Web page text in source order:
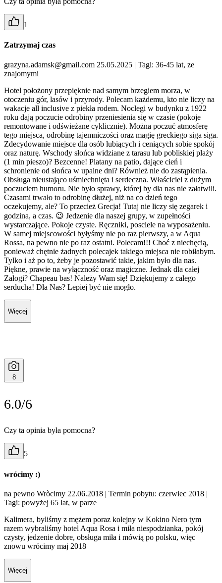
1
Zatrzymaj czas
grazyna.adamsk@gmail.com 25.05.2025 | Tagi: 36-45 lat, ze
znajomymi
Hotel położony przepięknie nad samym brzegiem morza, w
otoczeniu gór, lasów i przyrody. Polecam każdemu, kto nie liczy na
wakacje all inclusive z piekła rodem. Noclegi w budynku z 1922
roku dają poczucie odrobiny przeniesienia się w czasie (pokoje
remontowane i odświeżane cyklicznie). Można poczuć atmosferę
tego miejsca, odrobinę tajemniczości oraz magię greckiego siga siga.
Zdecydowanie miejsce dla osób lubiących i ceniących sobie spokój
oraz naturę. Wschody słońca widziane z tarasu lub pobliskiej plaży
(1 min pieszo)? Bezcenne! Platany na patio, dające cień i
schronienie od słońca w upalne dni? Również nie do zastąpienia.
Obsługa nieustająco uśmiechnięta i serdeczna. Właściciel z dużym
poczuciem humoru. Nie było sprawy, której by dla nas nie załatwili.
Czasami trwało to odrobinę dłużej, niż na co dzień tego
oczekujemy, ale? To przecież Grecja! Tutaj nie liczy się zegarek i
godzina, a czas. 😉 Jedzenie dla naszej grupy, w zupełności
wystarczające. Pokoje czyste. Ręczniki, posciele na wyposażeniu.
W samej miejscowości byłyśmy nie po raz pierwszy, a w Aqua
Rossa, na pewno nie po raz ostatni. Polecam!!! Choć z niechęcią,
ponieważ chętnie żadnych polecajek takiego miejsca nie robiłabym.
Tylko i aż po to, żeby je pozostawić takie, jakim było dla nas.
Piękne, prawie na wyłączność oraz magiczne. Jednak dla całej
Załogi? Chapeau bas! Należy Wam się! Dziękujemy z całego
serducha! Dla Nas? Lepiej być nie mogło.
Więcej
8
6.0/6
Czy ta opinia była pomocna?
5
wrócimy :)
na pewno Wròcimy 22.06.2018 | Termin pobytu: czerwiec 2018 |
Tagi: powyżej 65 lat, w parze
Kalimera, byliśmy z mężem poraz kolejny w Kokino Nero tym
razem wybraliśmy hotel Aqua Rosa i miła niespodzianka, pokój
czysty, jedzenie dobre, obsługa miła i mówią po polsku, więc
znowu wrócimy maj 2018
Więcej